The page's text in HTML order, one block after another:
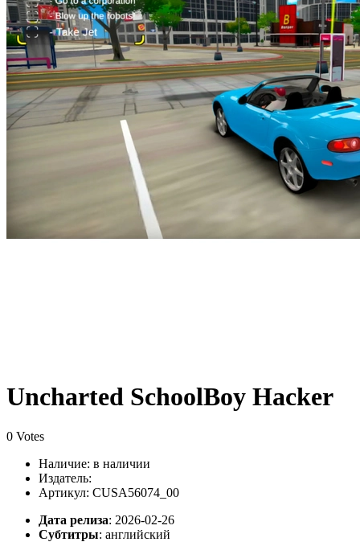
Uncharted SchoolBoy Hacker
0 Votes
Наличие: в наличии
Издатель:
Артикул: CUSA56074_00
Дата релиза: 2026-02-26
Субтитры: английский